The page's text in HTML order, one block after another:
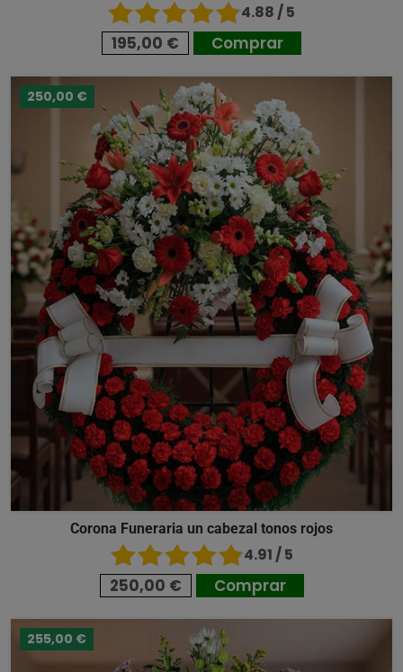
4.88 / 5
195,00 € Comprar
250,00 €
Corona Funeraria un cabezal tonos rojos
4.91 / 5
250,00 € Comprar
255,00 €